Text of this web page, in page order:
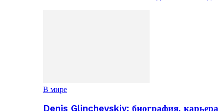
В мире
Denis Glinchevskiy: биография,